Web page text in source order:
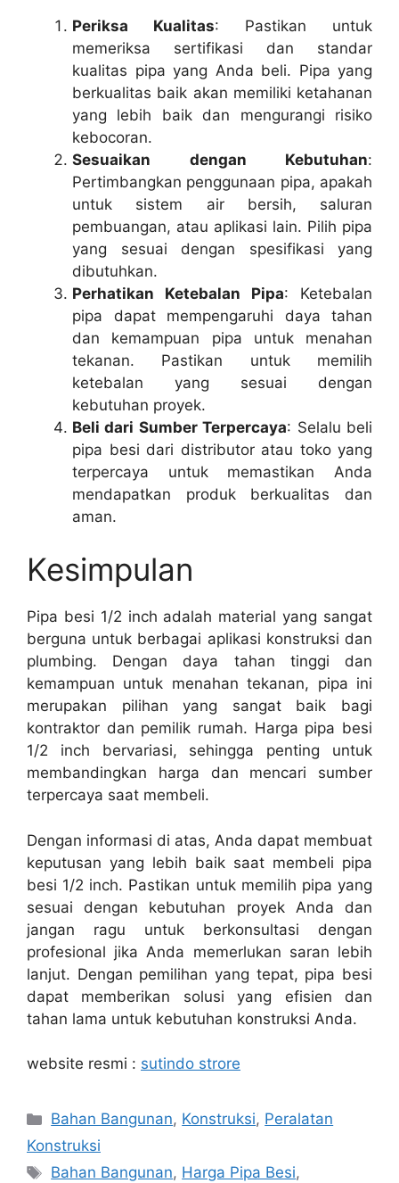
Periksa Kualitas: Pastikan untuk
memeriksa sertifikasi dan standar
kualitas pipa yang Anda beli. Pipa yang
berkualitas baik akan memiliki ketahanan
yang lebih baik dan mengurangi risiko
kebocoran.
Sesuaikan dengan Kebutuhan:
Pertimbangkan penggunaan pipa, apakah
untuk sistem air bersih, saluran
pembuangan, atau aplikasi lain. Pilih pipa
yang sesuai dengan spesifikasi yang
dibutuhkan.
Perhatikan Ketebalan Pipa: Ketebalan
pipa dapat mempengaruhi daya tahan
dan kemampuan pipa untuk menahan
tekanan. Pastikan untuk memilih
ketebalan yang sesuai dengan
kebutuhan proyek.
Beli dari Sumber Terpercaya: Selalu beli
pipa besi dari distributor atau toko yang
terpercaya untuk memastikan Anda
mendapatkan produk berkualitas dan
aman.
Kesimpulan
Pipa besi 1/2 inch adalah material yang sangat
berguna untuk berbagai aplikasi konstruksi dan
plumbing. Dengan daya tahan tinggi dan
kemampuan untuk menahan tekanan, pipa ini
merupakan pilihan yang sangat baik bagi
kontraktor dan pemilik rumah. Harga pipa besi
1/2 inch bervariasi, sehingga penting untuk
membandingkan harga dan mencari sumber
terpercaya saat membeli.
Dengan informasi di atas, Anda dapat membuat
keputusan yang lebih baik saat membeli pipa
besi 1/2 inch. Pastikan untuk memilih pipa yang
sesuai dengan kebutuhan proyek Anda dan
jangan ragu untuk berkonsultasi dengan
profesional jika Anda memerlukan saran lebih
lanjut. Dengan pemilihan yang tepat, pipa besi
dapat memberikan solusi yang efisien dan
tahan lama untuk kebutuhan konstruksi Anda.
website resmi : sutindo strore
Kategori
Bahan Bangunan, Konstruksi, Peralatan
Konstruksi
Tag
Bahan Bangunan, Harga Pipa Besi,